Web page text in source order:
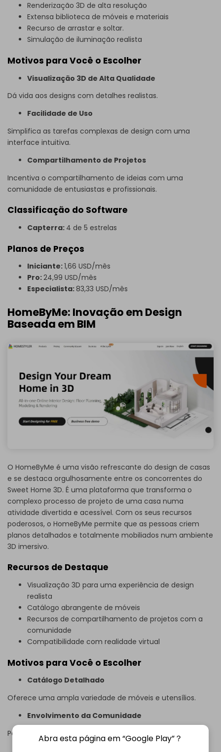
Renderização 3D de alta resolução
Extensa biblioteca de móveis e materiais
Recurso de arrastar e soltar.
Simulação de iluminação realista
Motivos para Você o Escolher
Visualização 3D de Alta Qualidade
Dá vida aos designs com detalhes realistas.
Facilidade de Uso
Simplifica as tarefas complexas de design com uma
interface intuitiva.
Compartilhamento de Projetos
Incentiva o compartilhamento de ideias com uma
comunidade de entusiastas e profissionais.
Classificação do Software
Capterra: 4 de 5 estrelas
Planos de Preços
Iniciante:1,66 USD/mês
Pro:24,99 USD/mês
Especialista: 83,33 USD/mês
HomeByMe: Inovação em Design
Baseada em BIM
O HomeByMe é uma visão refrescante do design de casas
e se destaca orgulhosamente entre os concorrentes do
Sweet Home 3D. É uma plataforma que transforma o
complexo processo de projeto de uma casa numa
atividade divertida e acessível. Com os seus recursos
poderosos, o HomeByMe permite que as pessoas criem
planos detalhados e totalmente mobiliados num ambiente
3D imersivo.
Recursos de Destaque
Visualização 3D para uma experiência de design
realista
Catálogo abrangente de móveis
Recursos de compartilhamento de projetos com a
comunidade
Compatibilidade com realidade virtual
Motivos para Você o Escolher
Catálogo Detalhado
Oferece uma ampla variedade de móveis e utensílios.
Envolvimento da Comunidade
Permite feedback e troca de inspiração.
Abra esta página em “Google Play”？